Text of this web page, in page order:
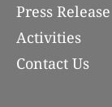
Press Release
Activities
Contact Us